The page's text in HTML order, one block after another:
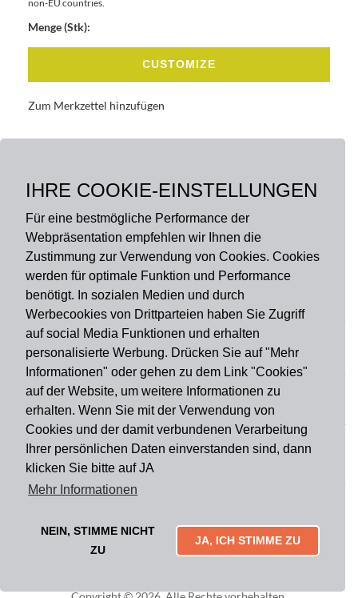
IHRE COOKIE-EINSTELLUNGEN
Für eine bestmögliche Performance der
Webpräsentation empfehlen wir Ihnen die
Zustimmung zur Verwendung von Cookies. Cookies
werden für optimale Funktion und Performance
benötigt. In sozialen Medien und durch
Werbecookies von Drittparteien haben Sie Zugriff
auf social Media Funktionen und erhalten
personalisierte Werbung. Drücken Sie auf "Mehr
Informationen" oder gehen zu dem Link "Cookies"
auf der Website, um weitere Informationen zu
erhalten. Wenn Sie mit der Verwendung von
Cookies und der damit verbundenen Verarbeitung
Ihrer persönlichen Daten einverstanden sind, dann
klicken Sie bitte auf JA
Mehr Informationen
NEIN, STIMME NICHT
ZU
JA, ICH STIMME ZU
non-EU countries.
Menge (Stk):
CUSTOMIZE
Zum Merkzettel hinzufügen
BESCHREIBUNG
Zahlungsart
Versandart
Du findest uns auch auf
Informationen
Impressum Widerruf
Mytailor croodles